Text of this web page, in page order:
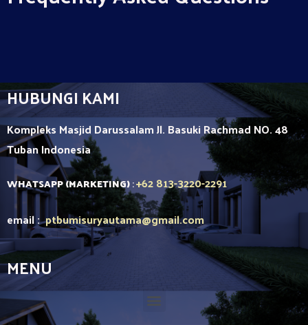
HUBUNGI KAMI
Kompleks Masjid Darussalam Jl. Basuki Rachmad NO. 48
TubanIndonesia
WHATSAPP (MARKETING):+62 813-3220-2291
email :ptbumisuryautama@gmail.com
MENU